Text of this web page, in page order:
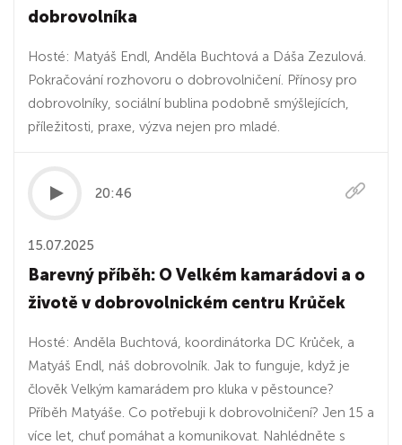
dobrovolníka
Hosté: Matyáš Endl, Anděla Buchtová a Dáša Zezulová.
Pokračování rozhovoru o dobrovolničení. Přínosy pro
dobrovolníky, sociální bublina podobně smýšlejících,
příležitosti, praxe, výzva nejen pro mladé.
20:46
15.07.2025
Barevný příběh: O Velkém kamarádovi a o
životě v dobrovolnickém centru Krůček
Hosté: Anděla Buchtová, koordinátorka DC Krůček, a
Matyáš Endl, náš dobrovolník. Jak to funguje, když je
člověk Velkým kamarádem pro kluka v pěstounce?
Příběh Matyáše. Co potřebuji k dobrovolničení? Jen 15 a
více let, chuť pomáhat a komunikovat. Nahlédněte s